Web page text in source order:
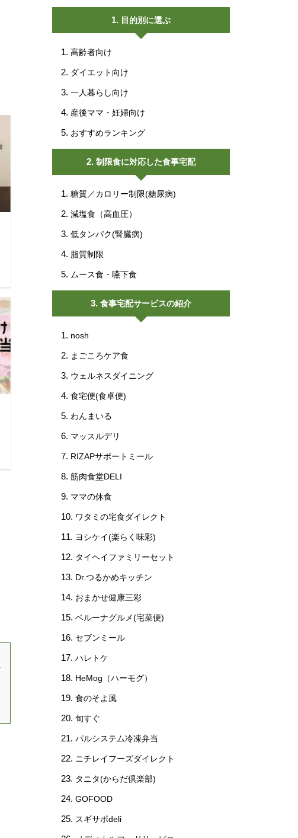
目的別に選ぶ
高齢者向け
ダイエット向け
一人暮らし向け
産後ママ・妊婦向け
おすすめランキング
制限食に対応した食事宅配
糖質／カロリー制限(糖尿病)
減塩食（高血圧）
低タンパク(腎臓病)
脂質制限
ムース食・嚥下食
食事宅配サービスの紹介
nosh
まごころケア食
ウェルネスダイニング
食宅便(食卓便)
わんまいる
マッスルデリ
RIZAPサポートミール
筋肉食堂DELI
ママの休食
ワタミの宅食ダイレクト
ヨシケイ(楽らく味彩)
タイヘイファミリーセット
Dr.つるかめキッチン
おまかせ健康三彩
ベルーナグルメ(宅菜便)
セブンミール
ハレトケ
HeMog（ハーモグ）
食のそよ風
旬すぐ
パルシステム冷凍弁当
ニチレイフーズダイレクト
タニタ(からだ倶楽部)
GOFOOD
スギサポdeli